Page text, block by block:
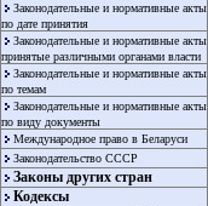
Законодательные и нормативные акты
по дате принятия
Законодательные и нормативные акты
принятые различными органами власти
Законодательные и нормативные акты
по темам
Законодательные и нормативные акты
по виду документы
Международное право в Беларуси
Законодательство СССР
Законы других стран
Кодексы